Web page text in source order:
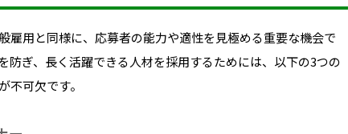
雇用と同様に、応募者の能力や適性を見極める重要な機会で
防ぎ、長く活躍できる人材を採用するためには、以下の3つの
不可欠です。